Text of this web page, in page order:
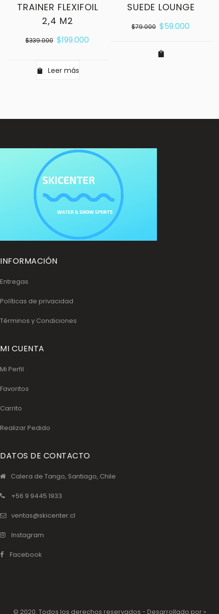
TRAINER FLEXIFOIL
2,4 M2
$339.000 $199.000
Leer más
SUEDE LOUNGE
$79.000 $59.000
INFORMACIÓN
Entregas
Políticas de privacidad
Términos y Condiciones
MI CUENTA
Mi Perfil
Favoritos
Carrito
Realizar Pedido
DATOS DE CONTACTO
Calera de Tango, Santiago, Chile
+56 9 9445 1933
ventas@skicenter.cl
Instagram
Facebook
© 2020. Todos los derechos reservados - Desarrollado por »